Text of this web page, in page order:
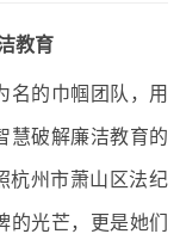
教育
的巾帼团队，用
慧破解廉洁教育的
杭州市萧山区法纪
光芒，更是她们